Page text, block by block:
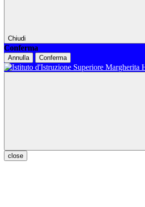
Chiudi
Conferma
Annulla Conferma
close